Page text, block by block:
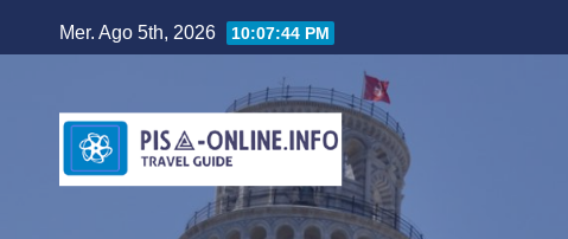
al
Mer. Ago 5th, 2026 10:07:45 PM